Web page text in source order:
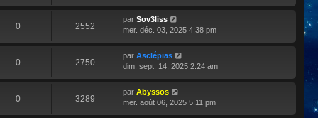
0 2552
par Sov3liss
mer. déc. 03, 2025 4:38 pm
0 2750
par Asclépias
dim. sept. 14, 2025 2:24 am
0 3289
par Abyssos
mer. août 06, 2025 5:11 pm